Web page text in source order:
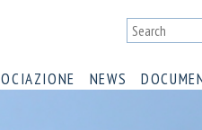
NEWS